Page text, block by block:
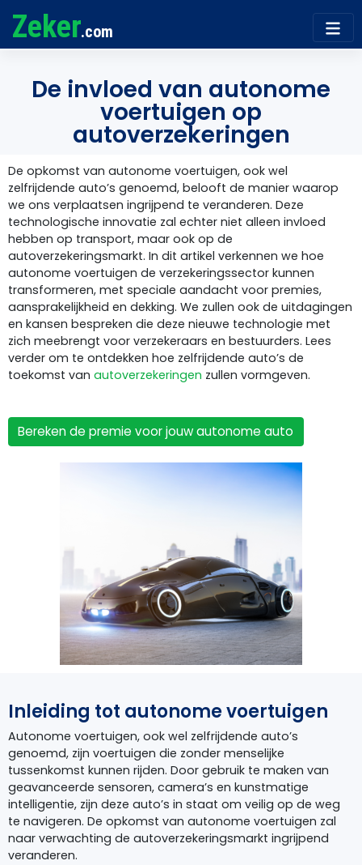
Zeker.com
De invloed van autonome
voertuigen op
autoverzekeringen
De opkomst van autonome voertuigen, ook wel
zelfrijdende auto’s genoemd, belooft de manier waarop
we ons verplaatsen ingrijpend te veranderen. Deze
technologische innovatie zal echter niet alleen invloed
hebben op transport, maar ook op de
autoverzekeringsmarkt. In dit artikel verkennen we hoe
autonome voertuigen de verzekeringssector kunnen
transformeren, met speciale aandacht voor premies,
aansprakelijkheid en dekking. We zullen ook de uitdagingen
en kansen bespreken die deze nieuwe technologie met
zich meebrengt voor verzekeraars en bestuurders. Lees
verder om te ontdekken hoe zelfrijdende auto’s de
toekomst van autoverzekeringen zullen vormgeven.
Bereken de premie voor jouw autonome auto
Inleiding tot autonome voertuigen
Autonome voertuigen, ook wel zelfrijdende auto’s
genoemd, zijn voertuigen die zonder menselijke
tussenkomst kunnen rijden. Door gebruik te maken van
geavanceerde sensoren, camera’s en kunstmatige
intelligentie, zijn deze auto’s in staat om veilig op de weg
te navigeren. De opkomst van autonome voertuigen zal
naar verwachting de autoverzekeringsmarkt ingrijpend
veranderen.